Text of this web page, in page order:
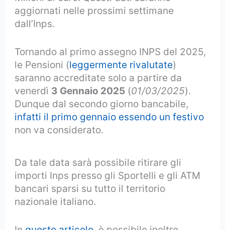
aggiornati nelle prossimi settimane
dall’Inps.
Tornando al primo assegno INPS del 2025,
le Pensioni (leggermente rivalutate)
saranno accreditate solo a partire da
venerdì 3 Gennaio 2025 (01/03/2025).
Dunque dal secondo giorno bancabile,
infatti il primo gennaio essendo un festivo
non va considerato.
Da tale data sarà possibile ritirare gli
importi Inps presso gli Sportelli e gli ATM
bancari sparsi su tutto il territorio
nazionale italiano.